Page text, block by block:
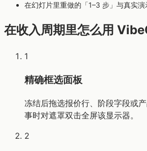
在幻灯片里重做的「1–3 步」与真实演
在收入周期里怎么用
1
精确框选面板
冻结后拖选报价行、阶段字段或
事时对遮罩双击全屏该显示器。
2